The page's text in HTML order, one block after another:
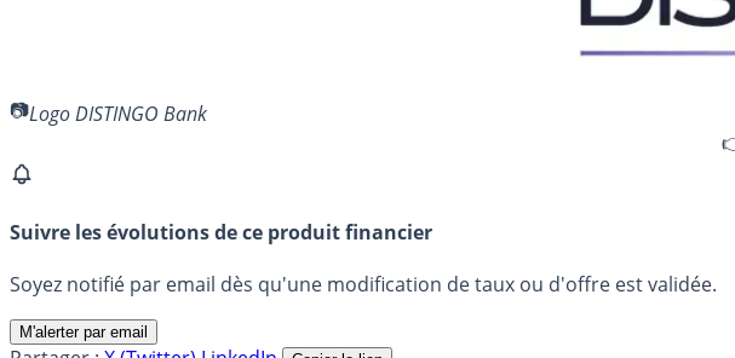
Logo DISTINGO Bank
Suivre les évolutions de ce produit financier
Soyez notifié par email dès qu'une modification de taux ou d'offre est validée.
M'alerter par email